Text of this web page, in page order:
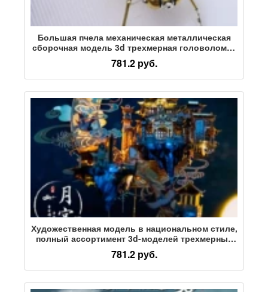
Большая пчела механическая металлическая
сборочная модель 3d трехмерная головоломка
DIY ручной работы креативное украшение для
мальчика подарочная игрушка
781.2 руб.
Художественная модель в национальном стиле,
полный ассортимент 3d-моделей трехмерных
головоломок, металлическая сборка,
креативная игрушка ручной работы, подарок
для подруги
781.2 руб.